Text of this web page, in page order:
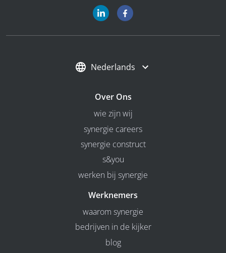
Nederlands
Over Ons
wie zijn wij
synergie careers
synergie construct
s&you
werken bij synergie
Werknemers
waarom synergie
bedrijven in de kijker
blog